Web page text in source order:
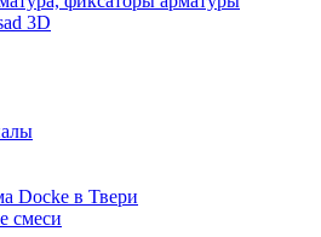
3D
Docke в Твери
смеси